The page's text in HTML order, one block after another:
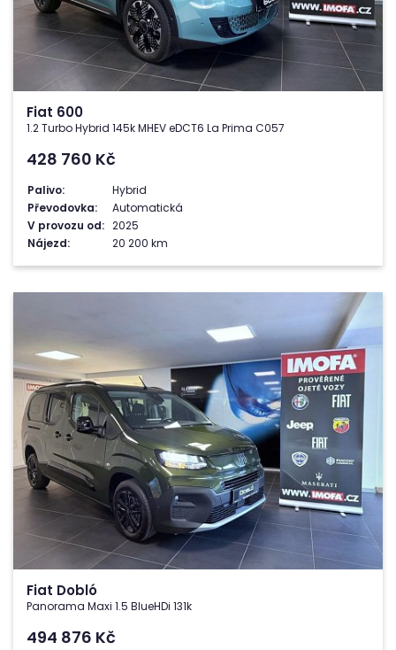
Fiat 600
1.2 Turbo Hybrid 145k MHEV eDCT6 La Prima C057
428 760 Kč
Palivo:
Hybrid
Převodovka:
Automatická
V provozu od: 2025
Nájezd:
20 200 km
Fiat Dobló
Panorama Maxi 1.5 BlueHDi 131k
494 876 Kč